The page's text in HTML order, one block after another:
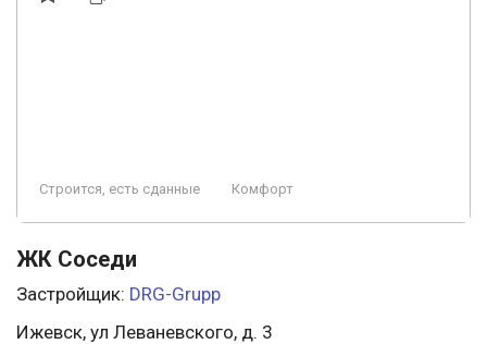
Строится, есть сданные Комфорт
ЖК Соседи
Застройщик: DRG-Grupp
Ижевск, ул Леваневского, д. 3